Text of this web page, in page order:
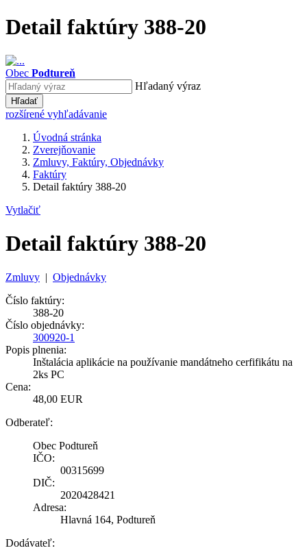
Detail faktúry 388-20
Obec Podtureň
Hľadaný výraz
Hľadať
rozšírené vyhľadávanie
Úvodná stránka
Zverejňovanie
Zmluvy, Faktúry, Objednávky
Faktúry
Detail faktúry 388-20
Vytlačiť
Detail faktúry 388-20
Zmluvy | Objednávky
Číslo faktúry:
388-20
Číslo objednávky:
300920-1
Popis plnenia:
Inštalácia aplikácie na používanie mandátneho cerfifikátu na
2ks PC
Cena:
48,00 EUR
Odberateľ:
Obec Podtureň
IČO:
00315699
DIČ:
2020428421
Adresa:
Hlavná 164, Podtureň
Dodávateľ: